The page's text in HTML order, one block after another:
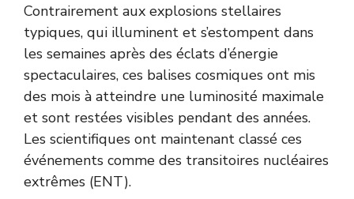
Contrairement aux explosions stellaires
typiques, qui illuminent et s’estompent dans
les semaines après des éclats d’énergie
spectaculaires, ces balises cosmiques ont mis
des mois à atteindre une luminosité maximale
et sont restées visibles pendant des années.
Les scientifiques ont maintenant classé ces
événements comme des transitoires nucléaires
extrêmes (ENT).